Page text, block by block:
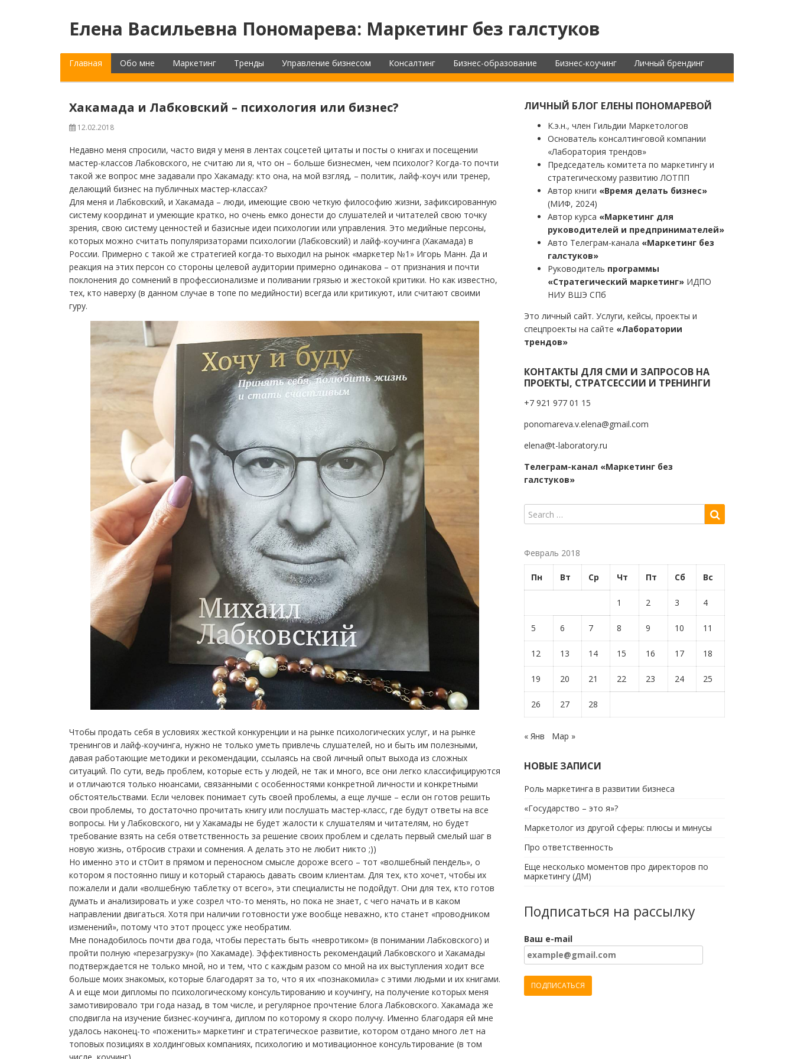
Елена Васильевна Пономарева: Маркетинг без галстуков
Главная Обо мне Маркетинг Тренды Управление бизнесом Консалтинг Бизнес-образование Бизнес-коучинг Личный брендинг
Хакамада и Лабковский – психология или бизнес?
12.02.2018
Недавно меня спросили, часто видя у меня в лентах соцсетей цитаты и посты о книгах и посещении
мастер-классов Лабковского, не считаю ли я, что он – больше бизнесмен, чем психолог? Когда-то почти
такой же вопрос мне задавали про Хакамаду: кто она, на мой взгляд, – политик, лайф-коуч или тренер,
делающий бизнес на публичных мастер-классах?
Для меня и Лабковский, и Хакамада – люди, имеющие свою четкую философию жизни, зафиксированную
систему координат и умеющие кратко, но очень емко донести до слушателей и читателей свою точку
зрения, свою систему ценностей и базисные идеи психологии или управления. Это медийные персоны,
которых можно считать популяризаторами психологии (Лабковский) и лайф-коучинга (Хакамада) в
России. Примерно с такой же стратегией когда-то выходил на рынок «маркетер №1» Игорь Манн. Да и
реакция на этих персон со стороны целевой аудитории примерно одинакова – от признания и почти
поклонения до сомнений в профессионализме и поливании грязью и жестокой критики. Но как известно,
тех, кто наверху (в данном случае в топе по медийности) всегда или критикуют, или считают своими
гуру.
Чтобы продать себя в условиях жесткой конкуренции и на рынке психологических услуг, и на рынке
тренингов и лайф-коучинга, нужно не только уметь привлечь слушателей, но и быть им полезными,
давая работающие методики и рекомендации, ссылаясь на свой личный опыт выхода из сложных
ситуаций. По сути, ведь проблем, которые есть у людей, не так и много, все они легко классифицируются
и отличаются только нюансами, связанными с особенностями конкретной личности и конкретными
обстоятельствами. Если человек понимает суть своей проблемы, а еще лучше – если он готов решить
свои проблемы, то достаточно прочитать книгу или послушать мастер-класс, где будут ответы на все
вопросы. Ни у Лабковского, ни у Хакамады не будет жалости к слушателям и читателям, но будет
требование взять на себя ответственность за решение своих проблем и сделать первый смелый шаг в
новую жизнь, отбросив страхи и сомнения. А делать это не любит никто ;))
Но именно это и стОит в прямом и переносном смысле дороже всего – тот «волшебный пендель», о
котором я постоянно пишу и который стараюсь давать своим клиентам. Для тех, кто хочет, чтобы их
пожалели и дали «волшебную таблетку от всего», эти специалисты не подойдут. Они для тех, кто готов
думать и анализировать и уже созрел что-то менять, но пока не знает, с чего начать и в каком
направлении двигаться. Хотя при наличии готовности уже вообще неважно, кто станет «проводником
изменений», потому что этот процесс уже необратим.
Мне понадобилось почти два года, чтобы перестать быть «невротиком» (в понимании Лабковского) и
пройти полную «перезагрузку» (по Хакамаде). Эффективность рекомендаций Лабковского и Хакамады
подтверждается не только мной, но и тем, что с каждым разом со мной на их выступления ходит все
больше моих знакомых, которые благодарят за то, что я их «познакомила» с этими людьми и их книгами.
А и еще мои дипломы по психологическому консультированию и коучингу, на получение которых меня
замотивировало три года назад, в том числе, и регулярное прочтение блога Лабковского. Хакамада же
сподвигла на изучение бизнес-коучинга, диплом по которому я скоро получу. Именно благодаря ей мне
удалось наконец-то «поженить» маркетинг и стратегическое развитие, котором отдано много лет на
топовых позициях в холдинговых компаниях, психологию и мотивационное консультирование (в том
ЛИЧНЫЙ БЛОГ ЕЛЕНЫ ПОНОМАРЕВОЙ
К.э.н., член Гильдии Маркетологов
Основатель консалтинговой компании
«Лаборатория трендов»
Председатель комитета по маркетингу и
стратегическому развитию ЛОТПП
Автор книги «Время делать бизнес»
(МИФ, 2024)
Автор курса «Маркетинг для
руководителей и предпринимателей»
Авто Телеграм-канала «Маркетинг без
галстуков»
Руководитель программы
«Стратегический маркетинг» ИДПО
НИУ ВШЭ СПб
Это личный сайт. Услуги, кейсы, проекты и
спецпроекты на сайте «Лаборатории
трендов»
КОНТАКТЫ ДЛЯ СМИ И ЗАПРОСОВ НА
ПРОЕКТЫ, СТРАТСЕССИИ И ТРЕНИНГИ
+7 921 977 01 15
ponomareva.v.elena@gmail.com
elena@t-laboratory.ru
Телеграм-канал «Маркетинг без
галстуков»
Февраль 2018
Пн Вт Ср Чт Пт Сб Вс
1 2 3 4
5 6 7 8 9 10 11
12 13 14 15 16 17 18
19 20 21 22 23 24 25
26 27 28
« Янв Мар »
НОВЫЕ ЗАПИСИ
Роль маркетинга в развитии бизнеса
«Государство – это я»?
Маркетолог из другой сферы: плюсы и минусы
Про ответственность
Еще несколько моментов про директоров по
маркетингу (ДМ)
Подписаться на рассылку
Ваш e-mail